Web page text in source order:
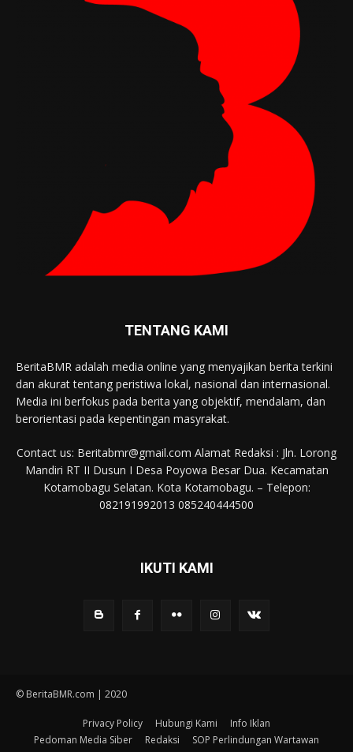
TENTANG KAMI
BeritaBMR adalah media online yang menyajikan berita terkini
dan akurat tentang peristiwa lokal, nasional dan internasional.
Media ini berfokus pada berita yang objektif, mendalam, dan
berorientasi pada kepentingan masyrakat.
Contact us: Beritabmr@gmail.com Alamat Redaksi : Jln. Lorong
Mandiri RT II Dusun I Desa Poyowa Besar Dua. Kecamatan
Kotamobagu Selatan. Kota Kotamobagu. – Telepon:
082191992013 085240444500
IKUTI KAMI
© BeritaBMR.com | 2020
Privacy Policy Hubungi Kami
Info Iklan
Pedoman Media Siber
Redaksi
SOP Perlindungan Wartawan